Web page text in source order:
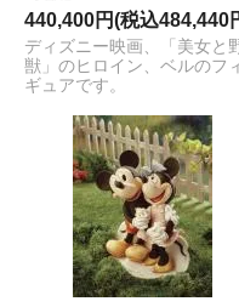
440,400円(税込484,440
ディズニー映画、「美女と
獣」のヒロイン、ベルのフ
ギュアです。